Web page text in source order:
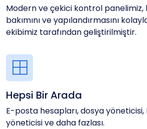
Modern ve çekici kontrol panelimiz,
bakımını ve yapılandırmasını
ekibimiz tarafından geliştirilmiştir.
Hepsi Bir Arada
E-posta hesapları, dosya yöneticisi,
yöneticisi ve daha fazlası.